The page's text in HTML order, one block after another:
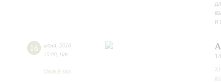
и
16 июня 2016
19:00 Чт
Малый зал